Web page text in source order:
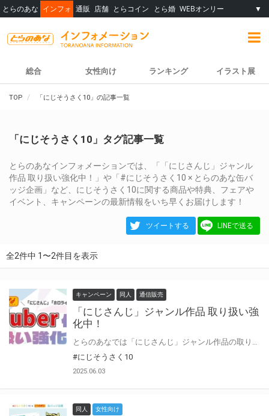
とらのあな インフォ 通販 店舗 とらコイン とら婚 WEBオンリー ▼
総合 女性向け ランキング イラスト展
TOP 「にじそうさく10」の記事一覧
「にじそうさく10」タグ記事一覧
とらのあなインフォメーションでは、「「にじさんじ」ジャンル
作品 取り扱い強化中！」や「#にじそうさく10 × とらのあな缶バ
ッジ企画」など、にじそうさく10に関する商品や特典、フェアや
イベント、キャンペーンの最新情報をいち早くお届けします！
ツイートする LINEで送る
全2件中 1〜2件目を表示
キャンペーン 同人 通信販売
「にじさんじ」ジャンル作品 取り扱い強
化中！
#にじそうさく10
2025.06.03
同人 女性向け